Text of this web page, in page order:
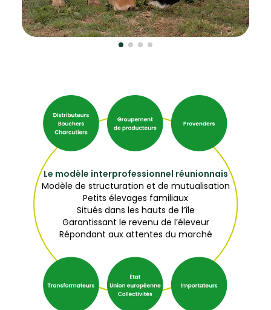
Le modèle interprofessionnel réunionnais
Modèle de structuration et de mutualisation
Petits élevages familiaux
Situés dans les hauts de l’île
Garantissant le revenu de l’éleveur
Répondant aux attentes du marché